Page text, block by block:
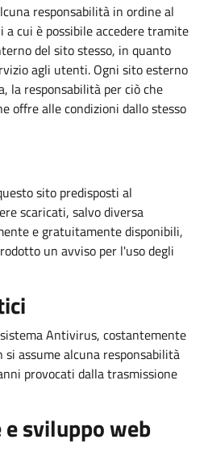
responsabilità in ordine al
cui è possibile accedere tramite
del sito stesso, in quanto
agli utenti. Ogni sito esterno
la responsabilità per ciò che
offre alle condizioni dallo stesso
sito predisposti al
scaricati, salvo diversa
e gratuitamente disponibili,
un avviso per l'uso degli
Antivirus, costantemente
assume alcuna responsabilità
provocati dalla trasmissione
sviluppo web